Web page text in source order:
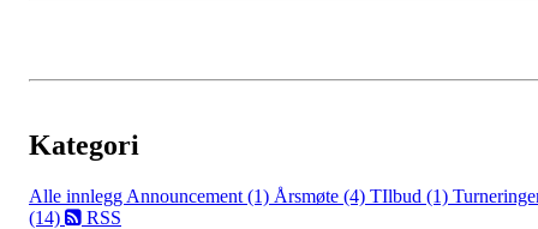
Kategori
Alle innlegg Announcement (1) Årsmøte (4) TIlbud (1)
(14)
RSS